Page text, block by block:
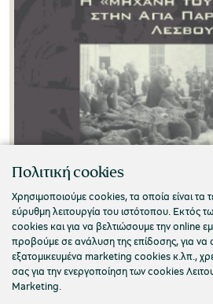
Βιομηχανία και κοινοτισμός
Η «Μηχανή του Κοινού» στην
Λέσβου
Πολιτική cookies
Χρησιμοποιούμε cookies, τα οποία είναι τα
εύρυθμη λειτουργία του ιστότοπου. Εκτός
cookies και για να βελτιώσουμε την online
προβούμε σε ανάλυση της επίδοσης, για
εξατομικευμένα marketing cookies κ.λπ.,
σας για την ενεργοποίηση των cookies
Marketing.